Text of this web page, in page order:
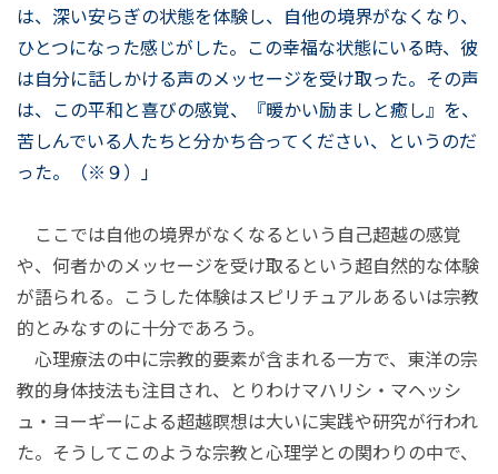
は、深い安らぎの状態を体験し、自他の境界がなくなり、
ひとつになった感じがした。この幸福な状態にいる時、彼
は自分に話しかける声のメッセージを受け取った。その声
は、この平和と喜びの感覚、『暖かい励ましと癒し』を、
苦しんでいる人たちと分かち合ってください、というのだ
った。（※９）」
ここでは自他の境界がなくなるという自己超越の感覚
や、何者かのメッセージを受け取るという超自然的な体験
が語られる。こうした体験はスピリチュアルあるいは宗教
的とみなすのに十分であろう。
心理療法の中に宗教的要素が含まれる一方で、東洋の宗
教的身体技法も注目され、とりわけマハリシ・マヘッシ
ュ・ヨーギーによる超越瞑想は大いに実践や研究が行われ
た。そうしてこのような宗教と心理学との関わりの中で、